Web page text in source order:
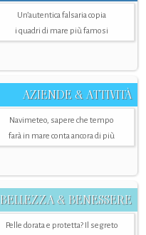
Un’autentica falsaria copia
i quadri di mare più famosi
AZIENDE & ATTIVITÀ
Navimeteo, sapere che tempo
farà in mare conta ancora di più
BELLEZZA & BENESSERE
Pelle dorata e protetta? Il segreto